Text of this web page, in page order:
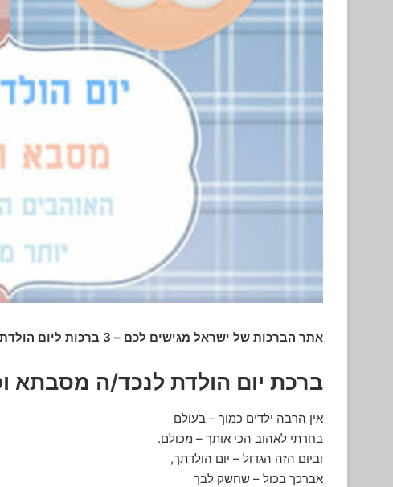
אתר הברכות של ישראל מגישים לכם – 3 ברכות ליום הולדת של הנכדים מסבא וסבתא.
ברכת יום הולדת לנכד/ה מסבתא
אין הרבה ילדים כמוך – בעולם
בחרתי לאהוב הכי אותך – מכולם.
וביום הזה הגדול – יום הולדתך,
אברכך בכול – שחשק לבך